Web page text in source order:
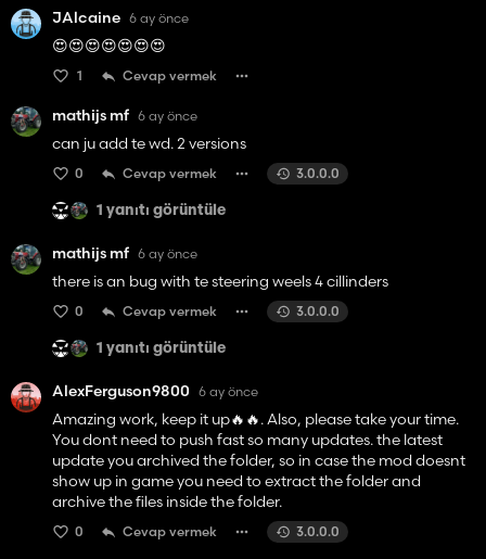
JAlcaine 6 ay önce
😍😍😍😍😍😍😍
1 Cevap vermek
mathijs mf 6 ay önce
can ju add te wd. 2 versions
0 Cevap vermek 3.0.0.0
1 yanıtı görüntüle
mathijs mf 6 ay önce
there is an bug with te steering weels 4 cillinders
0 Cevap vermek 3.0.0.0
1 yanıtı görüntüle
AlexFerguson9800 6 ay önce
Amazing work, keep it up🔥🔥. Also, please take your time.
You dont need to push fast so many updates. the latest
update you archived the folder, so in case the mod doesnt
show up in game you need to extract the folder and
archive the files inside the folder.
0 Cevap vermek 3.0.0.0